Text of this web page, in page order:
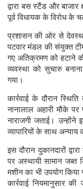
द्वारा बस स्टैंड और बाजार
पूर्व विधायक के विरोध के
प्रशासन की ओर से
पटवार मंडल की संयुक्त
गए अतिक्रमण को हटाने की
व्यवस्था को सुचारु
गया।
कार्रवाई के दौरान
नानालाल अहारी मौके
नाराजगी जताई। उन्होंने
व्यापारियों के साथ अन्याय
इस दौरान दुकानदारों
पर अस्थायी सामान जब्त
मशीन का भी उपयोग
कार्रवाई नियमानुसार